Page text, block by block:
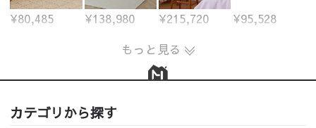
¥80,485 ¥138,980 ¥215,720
¥95,528
もっと見る
カテゴリから探す